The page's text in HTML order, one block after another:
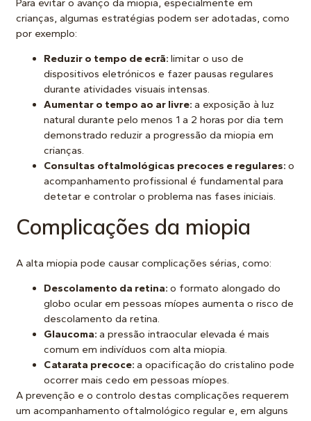
Para evitar o avanço da miopia, especialmente em
crianças, algumas estratégias podem ser adotadas, como
por exemplo:
Reduzir o tempo de ecrã:limitar o uso de
dispositivos eletrónicos e fazer pausas regulares
durante atividades visuais intensas.
Aumentar o tempo ao ar livre:a exposição à luz
natural durante pelo menos 1 a 2 horas por dia tem
demonstrado reduzir a progressão da miopia em
crianças.
Consultas oftalmológicas precoces e regulares:o
acompanhamento profissional é fundamental para
detetar e controlar o problema nas fases iniciais.
Complicações da miopia
A alta miopia pode causar complicações sérias, como:
Descolamento da retina:o formato alongado do
globo ocular em pessoas míopes aumenta o risco de
descolamento da retina.
Glaucoma:a pressão intraocular elevada é mais
comum em indivíduos com alta miopia.
Catarata precoce:a opacificação do cristalino pode
ocorrer mais cedo em pessoas míopes.
A prevenção e o controlo destas complicações requerem
um acompanhamento oftalmológico regular e, em alguns